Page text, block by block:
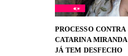
PROCESSO CONTRA
CATARINA MIRANDA
JÁ TEM DESFECHO